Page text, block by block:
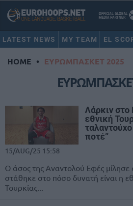
LATEST NEWS MY TEAM EL
HOME • ΕΥΡΩΜΠΑΣΚΕΤ 2025
Λάρκιν στο
εθνική
ποτέ”
15/AUG/25 15:58
Ο άσος της Αναντολού Εφές μίλησε
στάθηκε στο πόσο δυνατή είναι η
Τουρκίας...